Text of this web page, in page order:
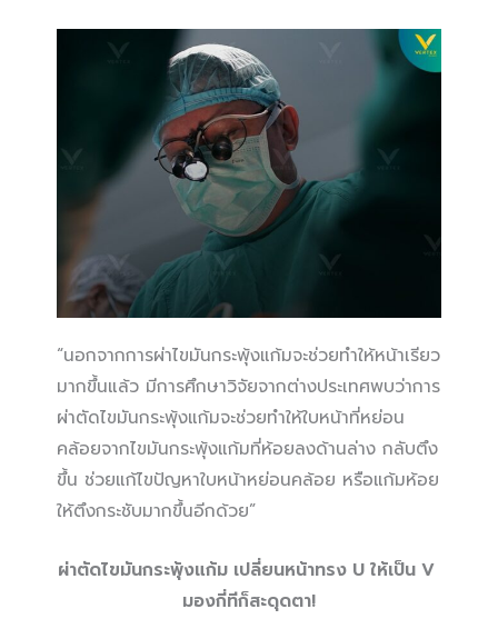
“นอกจากการผ่าไขมันกระพุ้งแก้มจะช่วยทำให้หน้าเรียว
มากขึ้นแล้ว มีการศึกษาวิจัยจากต่างประเทศพบว่าการ
ผ่าตัดไขมันกระพุ้งแก้มจะช่วยทำให้ใบหน้าที่หย่อน
คล้อยจากไขมันกระพุ้งแก้มที่ห้อยลงด้านล่าง กลับตึง
ขึ้น ช่วยแก้ไขปัญหาใบหน้าหย่อนคล้อย หรือแก้มห้อย
ให้ตึงกระชับมากขึ้นอีกด้วย”
ผ่าตัดไขมันกระพุ้งแก้ม เปลี่ยนหน้าทรง U ให้เป็น V
มองกี่ทีก็สะดุดตา!